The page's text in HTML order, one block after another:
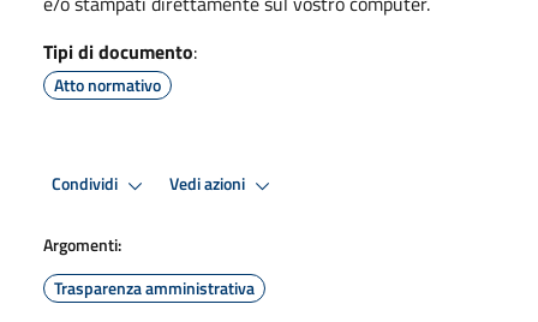
Tipi di documento:
Atto normativo
Condividi Vedi azioni
Argomenti:
Trasparenza amministrativa